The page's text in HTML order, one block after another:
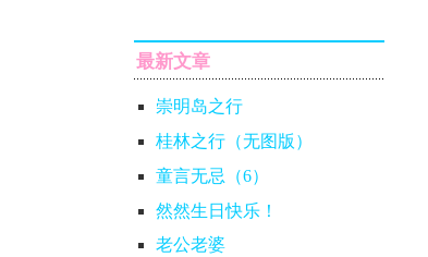
最新文章
崇明岛之行
桂林之行（无图版）
童言无忌（6）
然然生日快乐！
老公老婆